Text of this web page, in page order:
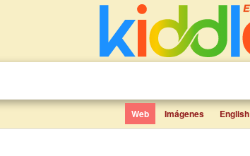
Web Imágenes English